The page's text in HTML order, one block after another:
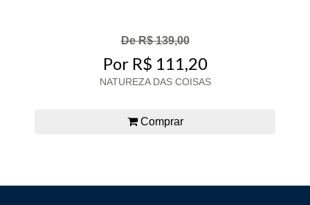
De R$ 139,00
Por R$ 111,20
NATUREZA DAS COISAS
Comprar